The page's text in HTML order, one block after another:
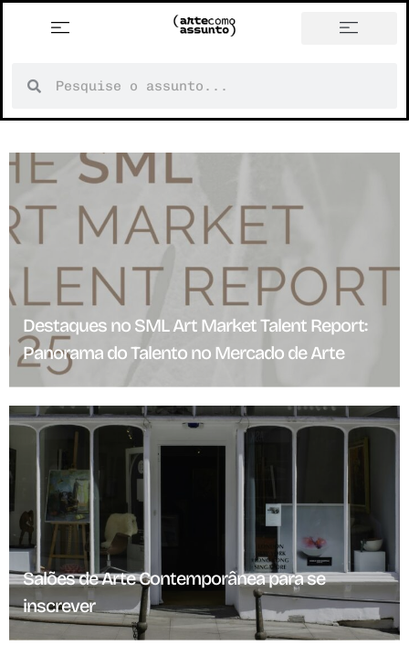
Destaques no SML Art Market Talent Report:
Panorama do Talento no Mercado de Arte
Salões de Arte Contemporânea para se
inscrever